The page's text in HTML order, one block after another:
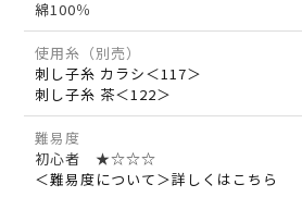
綿100％
使用糸（別売）
刺し子糸 カラシ＜117＞
刺し子糸 茶＜122＞
難易度
初心者 ★☆☆☆
＜難易度について＞詳しくはこちら